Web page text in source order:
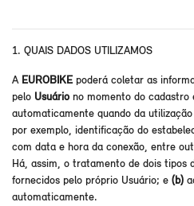
1. QUAIS DADOS UTILIZAMOS
A EUROBIKE poderá coletar as
pelo Usuário no momento do
automaticamente quando da
por exemplo, identificação do
com data e hora da conexão, entre
Há, assim, o tratamento de dois tipos
fornecidos pelo próprio Usuário; e (b)
automaticamente.